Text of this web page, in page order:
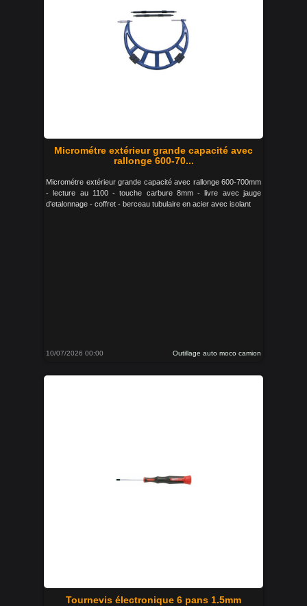
Micrométre extérieur grande capacité avec
rallonge 600-70...
Micrométre extérieur grande capacité avec rallonge 600-700mm
- lecture au 1100 - touche carbure 8mm - livre avec jauge
d'etalonnage - coffret - berceau tubulaire en acier avec isolant
10/07/2026 00:00 Outillage auto moco camion
Tournevis électronique 6 pans 1.5mm